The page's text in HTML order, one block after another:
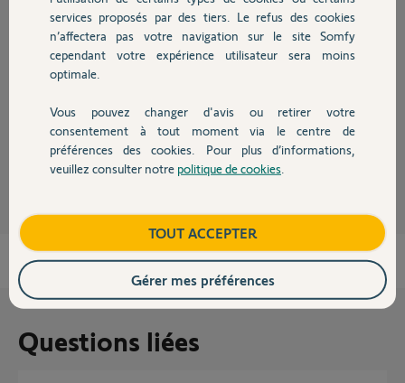
Autres produits
Devis avec un pro
Contact
Réponses
Bonjour,
Anonyme il y a plus de 4 ans
Questions liées
services proposés par des tiers. Le refus des cookies
n’affectera pas votre navigation sur le site Somfy
cependant votre expérience utilisateur sera moins
optimale.
Vous pouvez changer d'avis ou retirer votre
consentement à tout moment via le centre de
préférences des cookies. Pour plus d’informations,
veuillez consulter notre politique de cookies
TOUT ACCEPTER
Gérer mes préférences